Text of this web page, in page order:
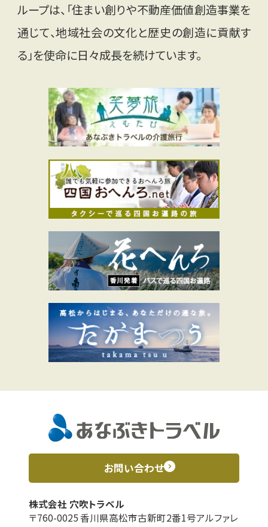
ループは、「住まい創りや不動産価値創造事業を
通じて、地域社会の文化と歴史の創造に貢献す
る」を使命に日々成長を続けています。
お問い合わせ
株式会社 穴吹トラベル
〒760-0025 香川県高松市古新町2番1号アルファレ